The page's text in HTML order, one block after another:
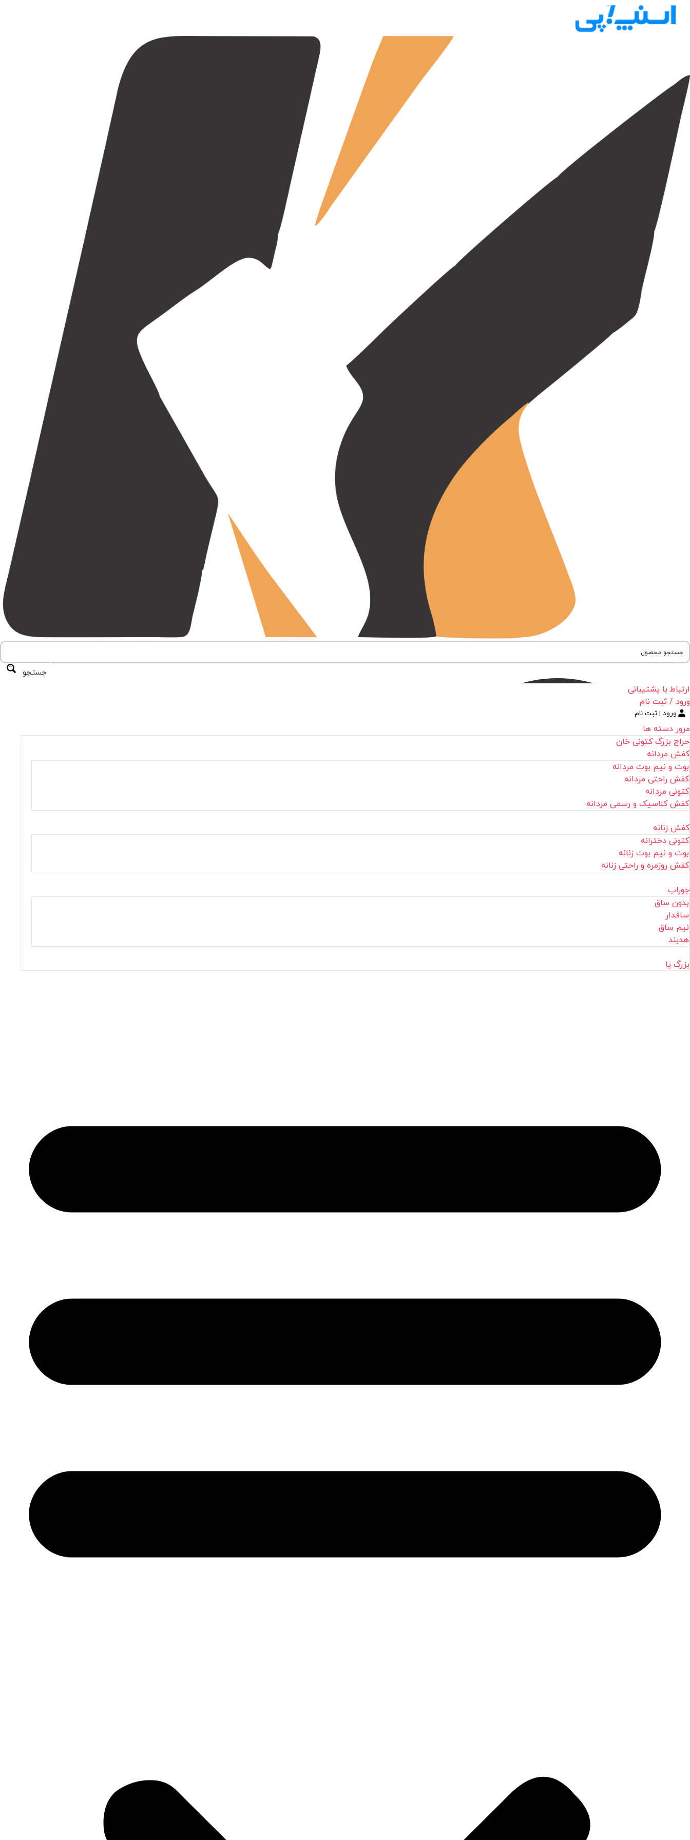
جستجو
ارتباط با پشتیبانی
ورود / ثبت نام
ورود | ثبت نام
مرور دسته ها
حراج بزرگ کتونی خان
کفش مردانه
بوت و نیم بوت مردانه
کفش راحتی مردانه
کتونی مردانه
کفش کلاسیک و رسمی مردانه
کفش زنانه
کتونی دخترانه
بوت و نیم بوت زنانه
کفش روزمره و راحتی زنانه
جوراب
بدون ساق
ساقدار
نیم ساق
هدبند
بزرگ پا